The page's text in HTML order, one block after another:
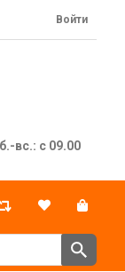
вс.: с 09.00
Войти